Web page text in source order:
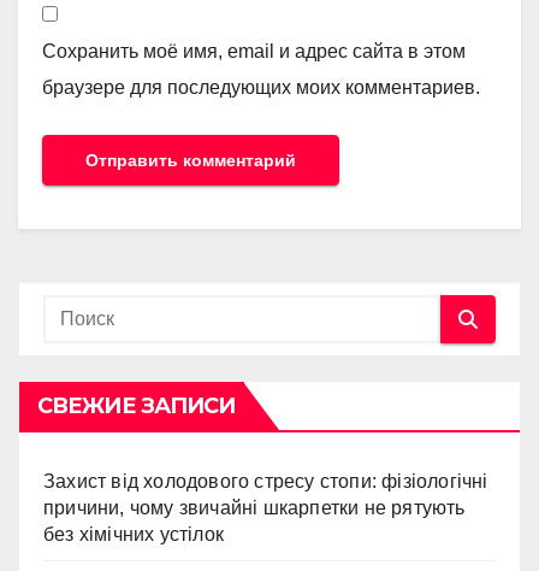
Сохранить моё имя, email и адрес сайта в этом
браузере для последующих моих комментариев.
СВЕЖИЕ ЗАПИСИ
Захист від холодового стресу стопи: фізіологічні
причини, чому звичайні шкарпетки не рятують
без хімічних устілок